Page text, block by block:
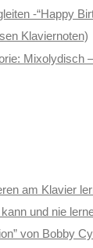
-“Happy
Klaviernoten)
Mixolydisch
am Klavier
und nie
von Bobby